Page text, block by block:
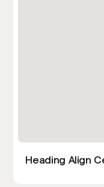
Heading Align